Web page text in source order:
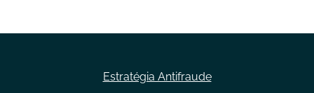
Estratégia Antifraude